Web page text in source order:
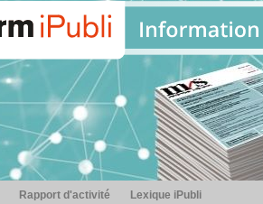
Rapport d'activité Lexique iPubli